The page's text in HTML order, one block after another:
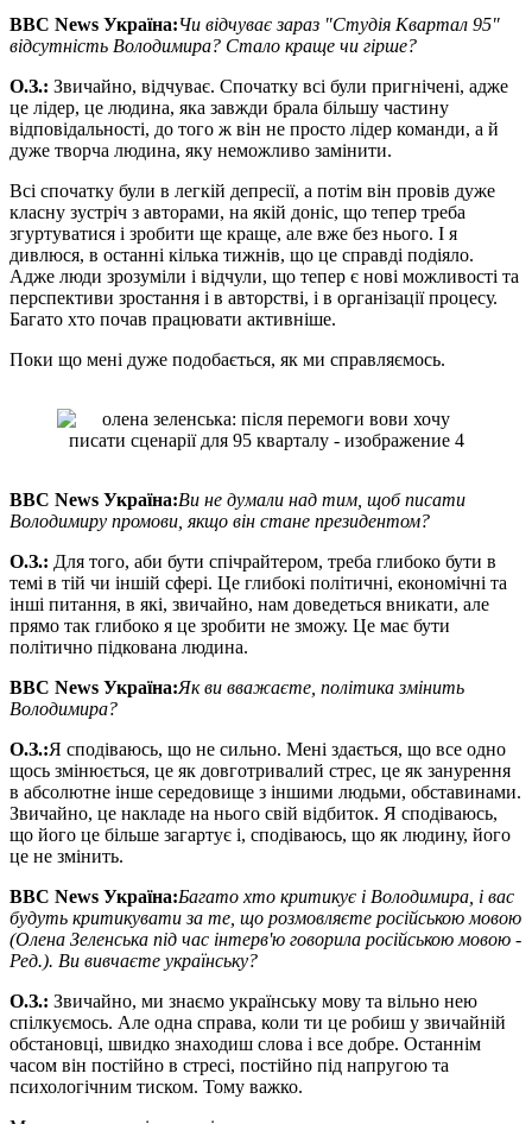
BBC News Україна:Чи відчуває зараз "Студія Квартал 95"
відсутність Володимира? Стало краще чи гірше?
О.З.: Звичайно, відчуває. Спочатку всі були пригнічені, адже
це лідер, це людина, яка завжди брала більшу частину
відповідальності, до того ж він не просто лідер команди, а й
дуже творча людина, яку неможливо замінити.
Всі спочатку були в легкій депресії, а потім він провів дуже
класну зустріч з авторами, на якій доніс, що тепер треба
згуртуватися і зробити ще краще, але вже без нього. І я
дивлюся, в останні кілька тижнів, що це справді подіяло.
Адже люди зрозуміли і відчули, що тепер є нові можливості та
перспективи зростання і в авторстві, і в організації процесу.
Багато хто почав працювати активніше.
Поки що мені дуже подобається, як ми справляємось.
BBC News Україна:Ви не думали над тим, щоб писати
Володимиру промови, якщо він стане президентом?
О.З.: Для того, аби бути спічрайтером, треба глибоко бути в
темі в тій чи іншій сфері. Це глибокі політичні, економічні та
інші питання, в які, звичайно, нам доведеться вникати, але
прямо так глибоко я це зробити не зможу. Це має бути
політично підкована людина.
BBC News Україна:Як ви вважаєте, політика змінить
Володимира?
О.З.:Я сподіваюсь, що не сильно. Мені здається, що все одно
щось змінюється, це як довготривалий стрес, це як занурення
в абсолютне інше середовище з іншими людьми, обставинами.
Звичайно, це накладе на нього свій відбиток. Я сподіваюсь,
що його це більше загартує і, сподіваюсь, що як людину, його
це не змінить.
BBC News Україна:Багато хто критикує і Володимира, і вас
будуть критикувати за те, що розмовляєте російською мовою
(Олена Зеленська під час інтерв'ю говорила російською мовою -
Ред.). Ви вивчаєте українську?
О.З.: Звичайно, ми знаємо українську мову та вільно нею
спілкуємось. Але одна справа, коли ти це робиш у звичайній
обстановці, швидко знаходиш слова і все добре. Останнім
часом він постійно в стресі, постійно під напругою та
психологічним тиском. Тому важко.